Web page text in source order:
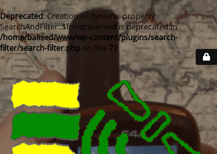
Deprecated: Creation of dynamic property
SearchAndFilter::$frmqreserved is deprecated in
/home/balised/www/wp-content/plugins/search-
filter/search-filter.php on line 71